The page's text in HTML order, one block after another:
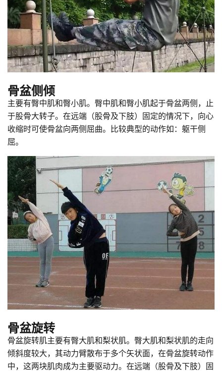
骨盆侧倾
主要有臀中肌和臀小肌。臀中肌和臀小肌起于骨盆两侧，止
于股骨大转子。在远端（股骨及下肢）固定的情况下，向心
收缩时可使骨盆向两侧屈曲。比较典型的动作如：躯干侧
屈。
骨盆旋转
骨盆旋转肌主要有臀大肌和梨状肌。臀大肌和梨状肌的走向
倾斜度较大，其动力臂散布于多个矢状面，在骨盆旋转动作
中，这两块肌肉成为主要驱动力。在远端（股骨及下肢）固